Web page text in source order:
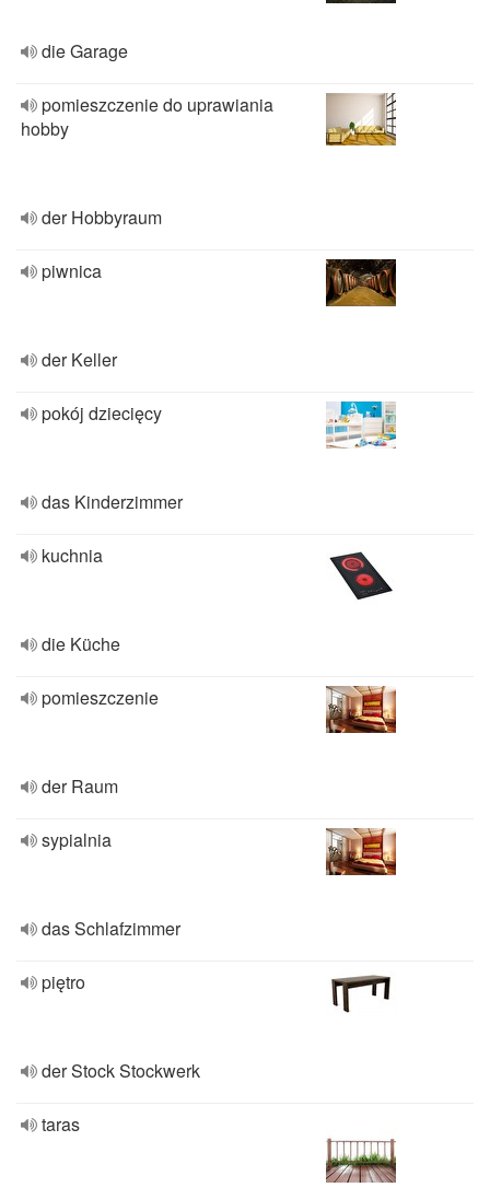
die Garage
pomieszczenie do uprawiania
hobby
der Hobbyraum
piwnica
der Keller
pokój dziecięcy
das Kinderzimmer
kuchnia
die Küche
pomieszczenie
der Raum
sypialnia
das Schlafzimmer
piętro
der Stock Stockwerk
taras